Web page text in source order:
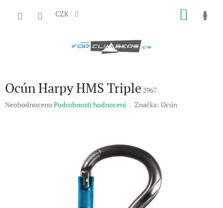
CZK
Ocún Harpy HMS Triple 2967
Průměrné
Neohodnoceno Podrobnosti hodnocení Značka: Ocún